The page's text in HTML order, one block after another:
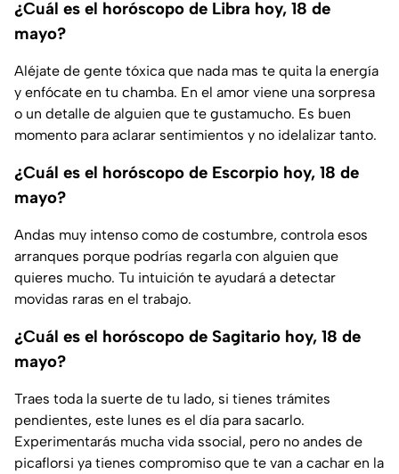
¿Cuál es el horóscopo de Libra hoy, 18 de
mayo?
Aléjate de gente tóxica que nada mas te quita la energía
y enfócate en tu chamba. En el amor viene una sorpresa
o un detalle de alguien que te gustamucho. Es buen
momento para aclarar sentimientos y no idelalizar tanto.
¿Cuál es el horóscopo de Escorpio hoy, 18 de
mayo?
Andas muy intenso como de costumbre, controla esos
arranques porque podrías regarla con alguien que
quieres mucho. Tu intuición te ayudará a detectar
movidas raras en el trabajo.
¿Cuál es el horóscopo de Sagitario hoy, 18 de
mayo?
Traes toda la suerte de tu lado, si tienes trámites
pendientes, este lunes es el día para sacarlo.
Experimentarás mucha vida ssocial, pero no andes de
picaflorsi ya tienes compromiso que te van a cachar en la